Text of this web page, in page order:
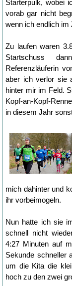
Starterpulk, wobei
vorab gar nicht
wenn ich endlich im
Zu laufen waren
Startschuss
Referenzläuferin
aber ich verlor sie
hinter mir im Feld.
Kopf-an-Kopf-
in diesem Jahr
mich dahinter und
ihr vorbeimogeln.
Nun hatte ich sie
schnell nicht
4:27 Minuten auf
Sekunde schneller
um die Kita die
hoch zu den zwei